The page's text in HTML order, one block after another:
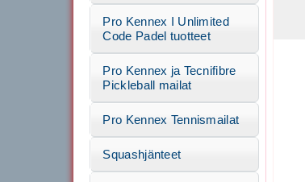
Pro Kennex I Unlimited
Code Padel tuotteet
Pro Kennex ja Tecnifibre
Pickleball mailat
Pro Kennex Tennismailat
Squashjänteet